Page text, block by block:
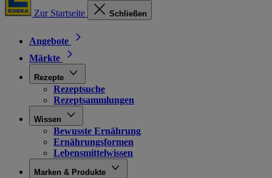
Zur Startseite Schließen
Angebote
Märkte
Rezepte
Rezeptsuche
Rezeptsammlungen
Wissen
Bewusste Ernährung
Ernährungsformen
Lebensmittelwissen
Marken & Produkte